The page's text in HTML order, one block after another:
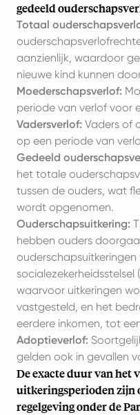
gedeeld
Totaal
aanzienlijk, waardoor
nieuwe kind kunnen
Moederschapsverlof:
periode van verlof voor
Vadersverlof: Vaders of
op een periode van
Gedeeld
het totale
tussen de ouders, wat
wordt opgenomen.
Ouderschapsuitkering:
hebben ouders
socialezekerheidsstelsel
waarvoor uitkeringen
vastgesteld, en het
eerdere inkomen, tot
Adoptieverlof:
gelden ook in gevallen
De exacte duur van het
uitkeringsperioden zijn
regelgeving onder de